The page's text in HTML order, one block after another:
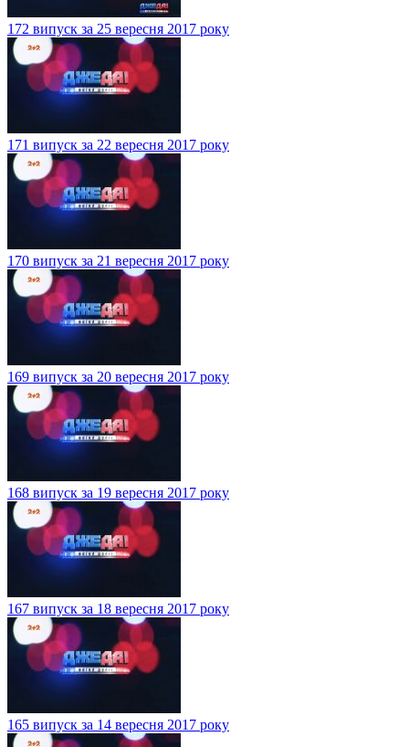
172 випуск за 25 вересня 2017 року
171 випуск за 22 вересня 2017 року
170 випуск за 21 вересня 2017 року
169 випуск за 20 вересня 2017 року
168 випуск за 19 вересня 2017 року
167 випуск за 18 вересня 2017 року
165 випуск за 14 вересня 2017 року